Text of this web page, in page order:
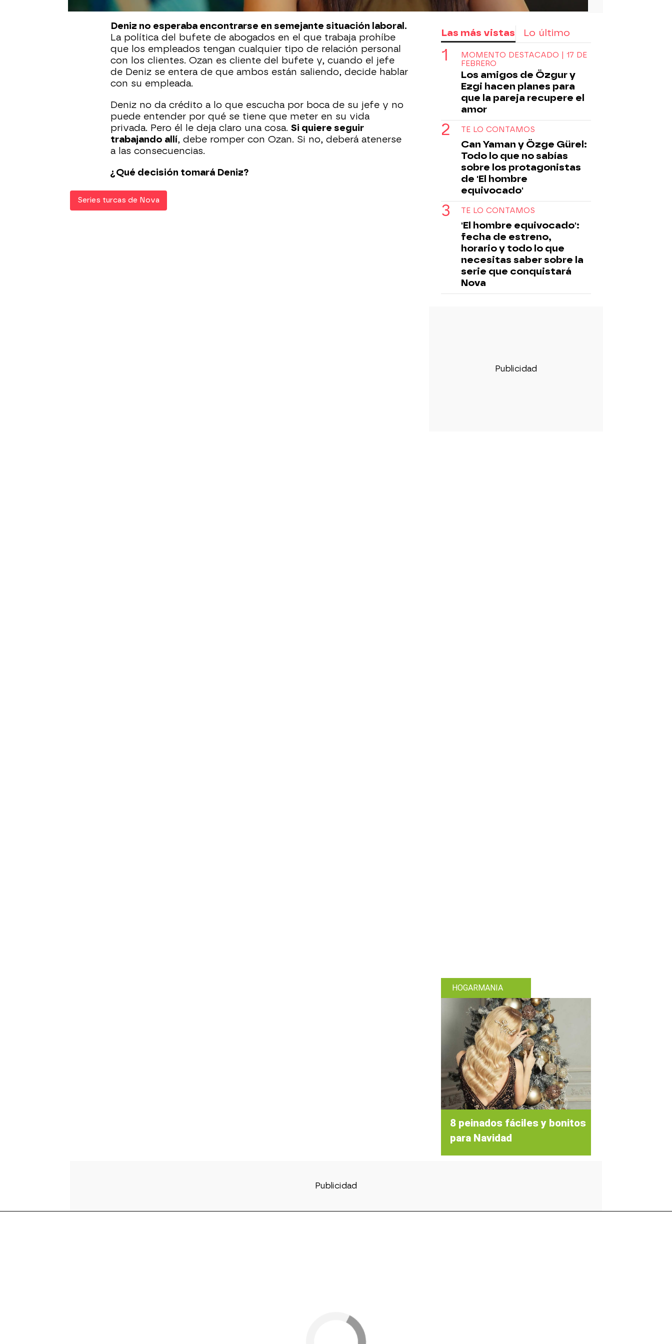
Deniz no esperaba encontrarse en semejante situación laboral.
La política del bufete de abogados en el que trabaja prohíbe
que los empleados tengan cualquier tipo de relación personal
con los clientes. Ozan es cliente del bufete y, cuando el jefe
de Deniz se entera de que ambos están saliendo, decide hablar
con su empleada.
Deniz no da crédito a lo que escucha por boca de su jefe y no
puede entender por qué se tiene que meter en su vida
privada. Pero él le deja claro una cosa. Si quiere seguir
trabajando allí, debe romper con Ozan. Si no, deberá atenerse
a las consecuencias.
¿Qué decisión tomará Deniz?
Series turcas de Nova
Las más vistas Lo último
MOMENTO DESTACADO | 17 DE
FEBRERO
Los amigos de Özgur y
Ezgi hacen planes para
que la pareja recupere el
amor
TE LO CONTAMOS
Can Yaman y Özge Gürel:
Todo lo que no sabías
sobre los protagonistas
de 'El hombre
equivocado'
TE LO CONTAMOS
'El hombre equivocado':
fecha de estreno,
horario y todo lo que
necesitas saber sobre la
serie que conquistará
Nova
HOGARMANIA
8 peinados fáciles y bonitos
para Navidad